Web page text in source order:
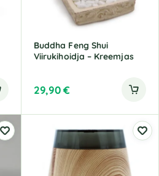
Buddha Feng Shui
Viirukihoidja – Kreemjas
29,90€